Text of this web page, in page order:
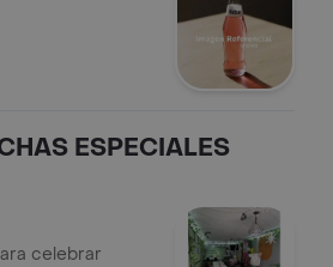
ESPECIALES
celebrar